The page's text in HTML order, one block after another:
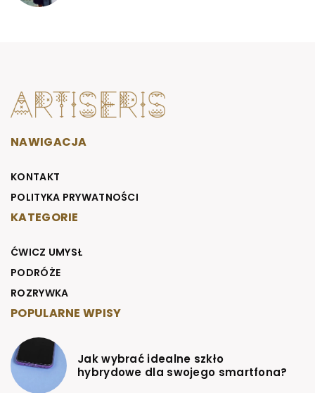
NAWIGACJA
KONTAKT
POLITYKA PRYWATNOŚCI
KATEGORIE
ĆWICZ UMYSŁ
PODRÓŻE
ROZRYWKA
POPULARNE WPISY
Jak wybrać idealne szkło
hybrydowe dla swojego smartfona?